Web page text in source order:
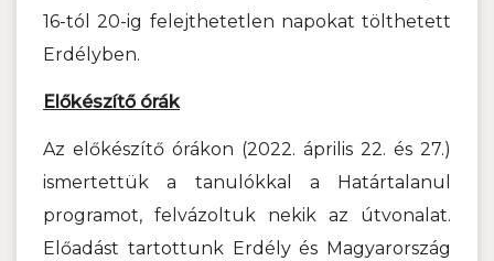
16-tól 20-ig felejthetetlen napokat tölthetett
Erdélyben.
Előkészítő órák
Az előkészítő órákon (2022. április 22. és 27.)
ismertettük a tanulókkal a Határtalanul
programot, felvázoltuk nekik az útvonalat.
Előadást tartottunk Erdély és Magyarország